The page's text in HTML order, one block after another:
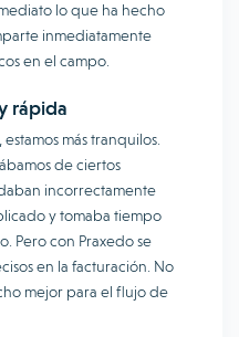
lo que ha hecho
inmediatamente
en el campo.
rápida
más tranquilos.
de ciertos
incorrectamente
y tomaba tiempo
Pero con Praxedo se
en la facturación. No
mejor para el flujo de